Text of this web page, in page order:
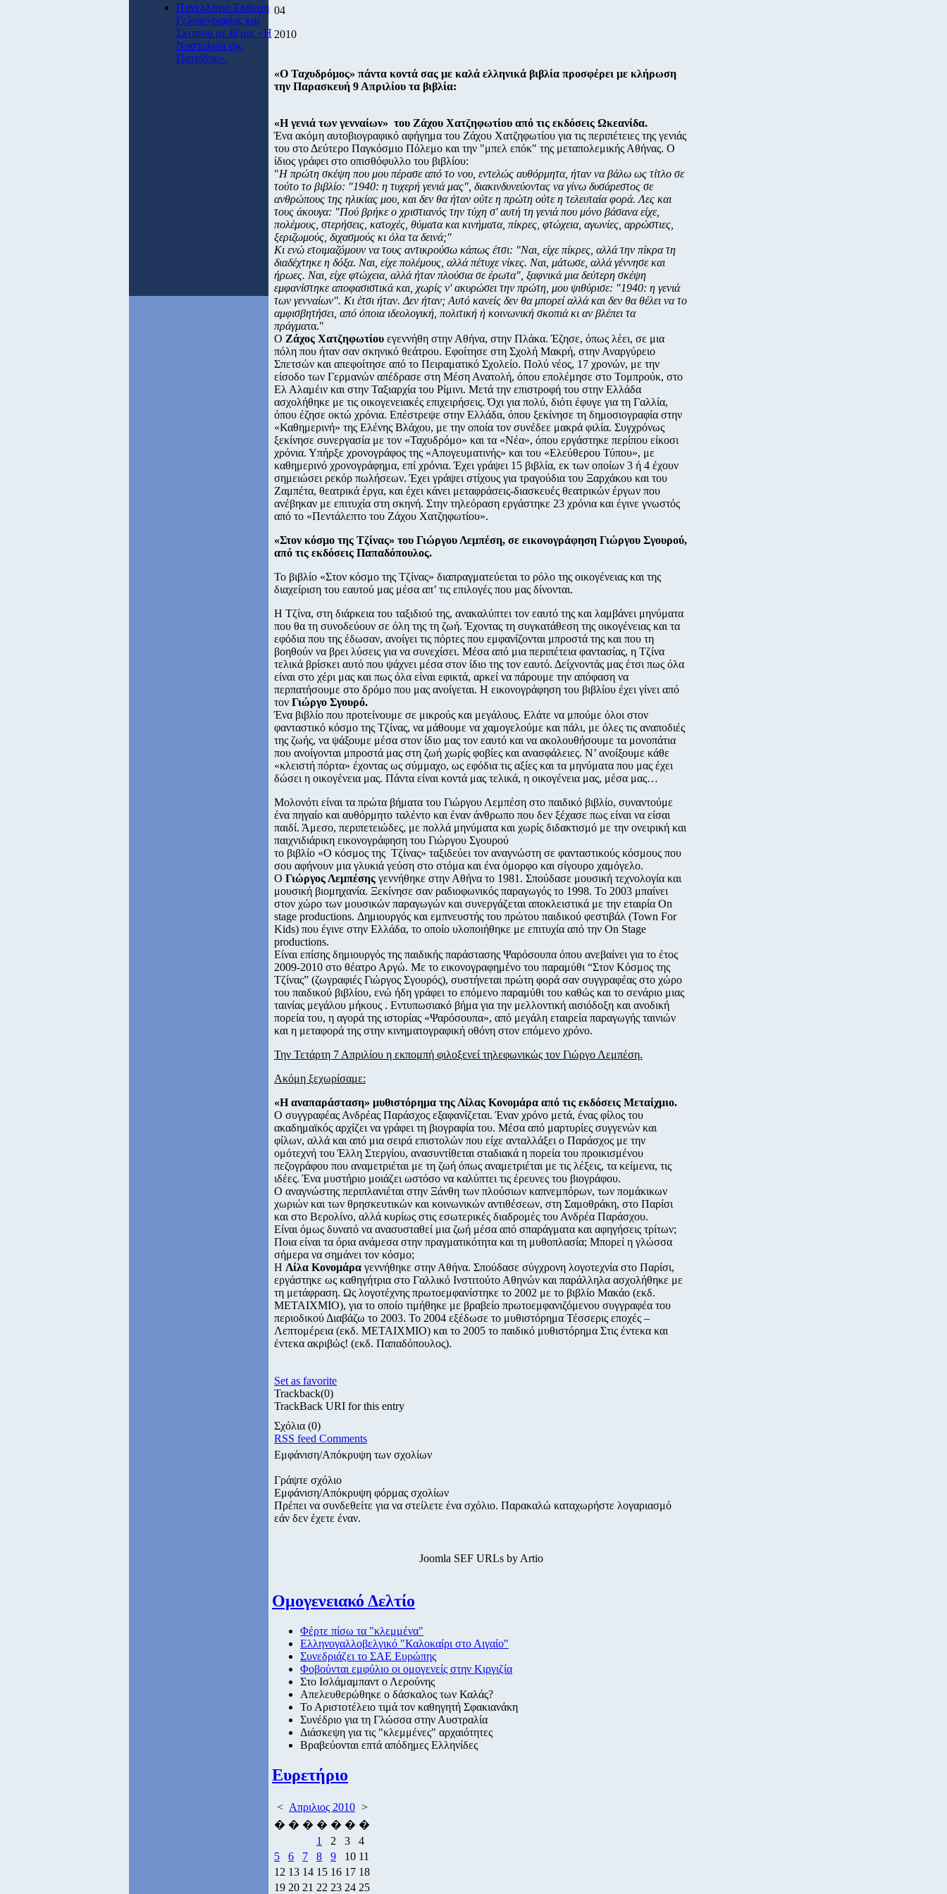
Πανελλήνια Έκθεση
Γελοιογραφίας και
Σκίτσου με θέμα: «Η
Νοσταλγία της
Πατρίδας».
04
2010
«Ο Ταχυδρόμος» πάντα κοντά σας με καλά ελληνικά βιβλία προσφέρει με κλήρωση
την Παρασκευή 9 Απριλίου τα βιβλία:
«Η γενιά των γενναίων» του Ζάχου Χατζηφωτίου από τις εκδόσεις Ωκεανίδα.
Ένα ακόμη αυτοβιογραφικό αφήγημα του Ζάχου Χατζηφωτίου για τις περιπέτειες της γενιάς
του στο Δεύτερο Παγκόσμιο Πόλεμο και την "μπελ επόκ" της μεταπολεμικής Αθήνας. Ο
ίδιος γράφει στο οπισθόφυλλο του βιβλίου:
"Η πρώτη σκέψη που μου πέρασε από το νου, εντελώς αυθόρμητα, ήταν να βάλω ως τίτλο σε
τούτο το βιβλίο: "1940: η τυχερή γενιά μας", διακινδυνεύοντας να γίνω δυσάρεστος σε
ανθρώπους της ηλικίας μου, και δεν θα ήταν ούτε η πρώτη ούτε η τελευταία φορά. Λες και
τους άκουγα: "Πού βρήκε ο χριστιανός την τύχη σ' αυτή τη γενιά που μόνο βάσανα είχε,
πολέμους, στερήσεις, κατοχές, θύματα και κινήματα, πίκρες, φτώχεια, αγωνίες, αρρώστιες,
ξεριζωμούς, διχασμούς κι όλα τα δεινά;"
Κι ενώ ετοιμαζόμουν να τους αντικρούσω κάπως έτσι: "Ναι, είχε πίκρες, αλλά την πίκρα τη
διαδέχτηκε η δόξα. Ναι, είχε πολέμους, αλλά πέτυχε νίκες. Ναι, μάτωσε, αλλά γέννησε και
ήρωες. Ναι, είχε φτώχεια, αλλά ήταν πλούσια σε έρωτα", ξαφνικά μια δεύτερη σκέψη
εμφανίστηκε αποφασιστικά και, χωρίς ν' ακυρώσει την πρώτη, μου ψιθύρισε: "1940: η γενιά
των γενναίων". Κι έτσι ήταν. Δεν ήταν; Αυτό κανείς δεν θα μπορεί αλλά και δεν θα θέλει να το
αμφισβητήσει, από όποια ιδεολογική, πολιτική ή κοινωνική σκοπιά κι αν βλέπει τα
πράγματα."
Ο Ζάχος Χατζηφωτίου εγεννήθη στην Αθήνα, στην Πλάκα. Έζησε, όπως λέει, σε μια
πόλη που ήταν σαν σκηνικό θεάτρου. Εφοίτησε στη Σχολή Μακρή, στην Αναργύρειο
Σπετσών και απεφοίτησε από το Πειραματικό Σχολείο. Πολύ νέος, 17 χρονών, με την
είσοδο των Γερμανών απέδρασε στη Μέση Ανατολή, όπου επολέμησε στο Τομπρούκ, στο
Ελ Αλαμέιν και στην Ταξιαρχία του Ρίμινι. Μετά την επιστροφή του στην Ελλάδα
ασχολήθηκε με τις οικογενειακές επιχειρήσεις. Όχι για πολύ, διότι έφυγε για τη Γαλλία,
όπου έζησε οκτώ χρόνια. Επέστρεψε στην Ελλάδα, όπου ξεκίνησε τη δημοσιογραφία στην
«Καθημερινή» της Ελένης Βλάχου, με την οποία τον συνέδεε μακρά φιλία. Συγχρόνως
ξεκίνησε συνεργασία με τον «Ταχυδρόμο» και τα «Νέα», όπου εργάστηκε περίπου είκοσι
χρόνια. Υπήρξε χρονογράφος της «Απογευματινής» και του «Ελεύθερου Τύπου», με
καθημερινό χρονογράφημα, επί χρόνια. Έχει γράψει 15 βιβλία, εκ των οποίων 3 ή 4 έχουν
σημειώσει ρεκόρ πωλήσεων. Έχει γράψει στίχους για τραγούδια του Ξαρχάκου και του
Ζαμπέτα, θεατρικά έργα, και έχει κάνει μεταφράσεις-διασκευές θεατρικών έργων που
ανέβηκαν με επιτυχία στη σκηνή. Στην τηλεόραση εργάστηκε 23 χρόνια και έγινε γνωστός
από το «Πεντάλεπτο του Ζάχου Χατζηφωτίου».
«Στον κόσμο της Τζίνας» του Γιώργου Λεμπέση, σε εικονογράφηση Γιώργου Σγουρού,
από τις εκδόσεις Παπαδόπουλος.
Το βιβλίο «Στον κόσμο της Τζίνας» διαπραγματεύεται το ρόλο της οικογένειας και της
διαχείριση του εαυτού μας μέσα απ’ τις επιλογές που μας δίνονται.
Η Τζίνα, στη διάρκεια του ταξιδιού της, ανακαλύπτει τον εαυτό της και λαμβάνει μηνύματα
που θα τη συνοδεύουν σε όλη της τη ζωή. Έχοντας τη συγκατάθεση της οικογένειας και τα
εφόδια που της έδωσαν, ανοίγει τις πόρτες που εμφανίζονται μπροστά της και που τη
βοηθούν να βρει λύσεις για να συνεχίσει. Μέσα από μια περιπέτεια φαντασίας, η Τζίνα
τελικά βρίσκει αυτό που ψάχνει μέσα στον ίδιο της τον εαυτό. Δείχνοντάς μας έτσι πως όλα
είναι στο χέρι μας και πως όλα είναι εφικτά, αρκεί να πάρουμε την απόφαση να
περπατήσουμε στο δρόμο που μας ανοίγεται. Η εικονογράφηση του βιβλίου έχει γίνει από
τον Γιώργο Σγουρό.
Ένα βιβλίο που προτείνουμε σε μικρούς και μεγάλους. Ελάτε να μπούμε όλοι στον
φανταστικό κόσμο της Τζίνας, να μάθουμε να χαμογελούμε και πάλι, με όλες τις αναποδιές
της ζωής, να ψάξουμε μέσα στον ίδιο μας τον εαυτό και να ακολουθήσουμε τα μονοπάτια
που ανοίγονται μπροστά μας στη ζωή χωρίς φοβίες και ανασφάλειες. Ν’ ανοίξουμε κάθε
«κλειστή πόρτα» έχοντας ως σύμμαχο, ως εφόδια τις αξίες και τα μηνύματα που μας έχει
δώσει η οικογένεια μας. Πάντα είναι κοντά μας τελικά, η οικογένεια μας, μέσα μας…
Μολονότι είναι τα πρώτα βήματα του Γιώργου Λεμπέση στο παιδικό βιβλίο, συναντούμε
ένα πηγαίο και αυθόρμητο ταλέντο και έναν άνθρωπο που δεν ξέχασε πως είναι να είσαι
παιδί. Άμεσο, περιπετειώδες, με πολλά μηνύματα και χωρίς διδακτισμό με την ονειρική και
παιχνιδιάρικη εικονογράφηση του Γιώργου Σγουρού
το βιβλίο «Ο κόσμος της Τζίνας» ταξιδεύει τον αναγνώστη σε φανταστικούς κόσμους που
σου αφήνουν μια γλυκιά γεύση στο στόμα και ένα όμορφο και σίγουρο χαμόγελο.
Ο Γιώργος Λεμπέσης γεννήθηκε στην Αθήνα το 1981. Σπούδασε μουσική τεχνολογία και
μουσική βιομηχανία. Ξεκίνησε σαν ραδιοφωνικός παραγωγός το 1998. Το 2003 μπαίνει
στον χώρο των μουσικών παραγωγών και συνεργάζεται αποκλειστικά με την εταιρία On
stage productions. Δημιουργός και εμπνευστής του πρώτου παιδικού φεστιβάλ (Town For
Kids) που έγινε στην Ελλάδα, το οποίο υλοποιήθηκε με επιτυχία από την On Stage
productions.
Είναι επίσης δημιουργός της παιδικής παράστασης Ψαρόσουπα όπου ανεβαίνει για το έτος
2009-2010 στο θέατρο Αργώ. Με το εικονογραφημένο του παραμύθι “Στον Κόσμος της
Τζίνας” (ζωγραφιές Γιώργος Σγουρός), συστήνεται πρώτη φορά σαν συγγραφέας στο χώρο
του παιδικού βιβλίου, ενώ ήδη γράφει το επόμενο παραμύθι του καθώς και το σενάριο μιας
ταινίας μεγάλου μήκους . Εντυπωσιακό βήμα για την μελλοντική αισιόδοξη και ανοδική
πορεία του, η αγορά της ιστορίας «Ψαρόσουπα», από μεγάλη εταιρεία παραγωγής ταινιών
και η μεταφορά της στην κινηματογραφική οθόνη στον επόμενο χρόνο.
Την Τετάρτη 7 Απριλίου η εκπομπή φιλοξενεί τηλεφωνικώς τον Γιώργο Λεμπέση.
Ακόμη ξεχωρίσαμε:
«Η αναπαράσταση» μυθιστόρημα της Λίλας Κονομάρα από τις εκδόσεις Μεταίχμιο.
Ο συγγραφέας Ανδρέας Παράσχος εξαφανίζεται. Έναν χρόνο μετά, ένας φίλος του
ακαδημαϊκός αρχίζει να γράφει τη βιογραφία του. Μέσα από μαρτυρίες συγγενών και
φίλων, αλλά και από μια σειρά επιστολών που είχε ανταλλάξει ο Παράσχος με την
ομότεχνή του Έλλη Στεργίου, ανασυντίθεται σταδιακά η πορεία του προικισμένου
πεζογράφου που αναμετριέται με τη ζωή όπως αναμετριέται με τις λέξεις, τα κείμενα, τις
ιδέες. Ένα μυστήριο μοιάζει ωστόσο να καλύπτει τις έρευνες του βιογράφου.
Ο αναγνώστης περιπλανιέται στην Ξάνθη των πλούσιων καπνεμπόρων, των πομάκικων
χωριών και των θρησκευτικών και κοινωνικών αντιθέσεων, στη Σαμοθράκη, στο Παρίσι
και στο Βερολίνο, αλλά κυρίως στις εσωτερικές διαδρομές του Ανδρέα Παράσχου.
Είναι όμως δυνατό να ανασυσταθεί μια ζωή μέσα από σπαράγματα και αφηγήσεις τρίτων;
Ποια είναι τα όρια ανάμεσα στην πραγματικότητα και τη μυθοπλασία; Μπορεί η γλώσσα
σήμερα να σημάνει τον κόσμο;
Η Λίλα Κονομάρα γεννήθηκε στην Αθήνα. Σπούδασε σύγχρονη λογοτεχνία στο Παρίσι,
εργάστηκε ως καθηγήτρια στο Γαλλικό Ινστιτούτο Αθηνών και παράλληλα ασχολήθηκε με
τη μετάφραση. Ως λογοτέχνης πρωτοεμφανίστηκε το 2002 με το βιβλίο Μακάο (εκδ.
ΜΕΤΑΙΧΜΙΟ), για το οποίο τιμήθηκε με βραβείο πρωτοεμφανιζόμενου συγγραφέα του
περιοδικού Διαβάζω το 2003. Το 2004 εξέδωσε το μυθιστόρημα Τέσσερις εποχές –
Λεπτομέρεια (εκδ. ΜΕΤΑΙΧΜΙΟ) και το 2005 το παιδικό μυθιστόρημα Στις έντεκα και
έντεκα ακριβώς! (εκδ. Παπαδόπουλος).
Set as favorite
Trackback(0)
TrackBack URI for this entry
Σχόλια (0)
RSS feed Comments
Εμφάνιση/Απόκρυψη των σχολίων
Γράψτε σχόλιο
Εμφάνιση/Απόκρυψη φόρμας σχολίων
Πρέπει να συνδεθείτε για να στείλετε ένα σχόλιο. Παρακαλώ καταχωρήστε λογαριασμό
εάν δεν έχετε έναν.
Joomla SEF URLs by Artio
Ομογενειακό Δελτίο
Φέρτε πίσω τα "κλεμμένα"
Ελληνογαλλοβελγικό "Καλοκαίρι στο Αιγαίο"
Συνεδριάζει το ΣΑΕ Ευρώπης
Φοβούνται εμφύλιο οι ομογενείς στην Κιργιζία
Στο Ισλάμαμπαντ ο Λερούνης
Απελευθερώθηκε ο δάσκαλος των Καλάς?
Το Αριστοτέλειο τιμά τον καθηγητή Σφακιανάκη
Συνέδριο για τη Γλώσσα στην Αυστραλία
Διάσκεψη για τις "κλεμμένες" αρχαιότητες
Bραβεύονται επτά απόδημες Ελληνίδες
Ευρετήριο
< Απριλιος 2010 >
� � � � � � �
1
2 3
4
5
6 7 8 9 10 11
12 13 14 15 16 17 18
19 20 21 22 23 24 25